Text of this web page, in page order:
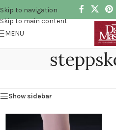
Skip to navigation
Skip to main content
MENU
Show sidebar